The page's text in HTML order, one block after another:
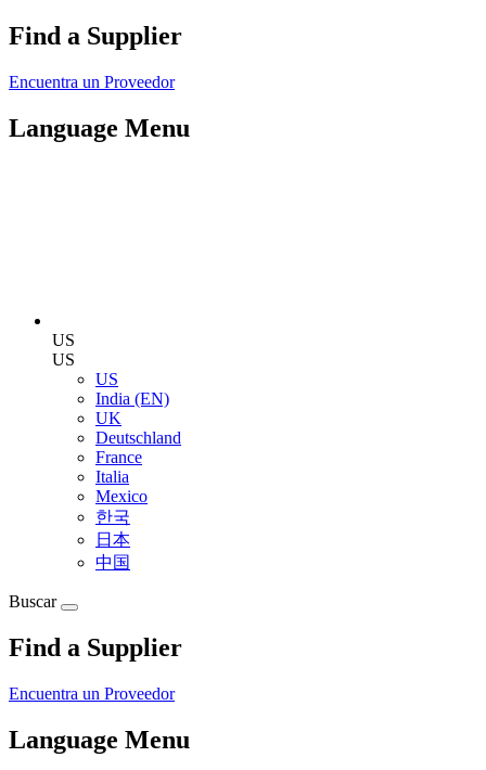
Find a Supplier
Encuentra un Proveedor
Language Menu
US
US
US
India (EN)
UK
Deutschland
France
Italia
Mexico
한국
日本
中国
Buscar
Find a Supplier
Encuentra un Proveedor
Language Menu